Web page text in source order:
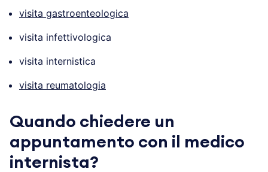
visita gastroenteologica
visita infettivologica
visita internistica
visita reumatologia
Quando chiedere un
appuntamento con il medico
internista?